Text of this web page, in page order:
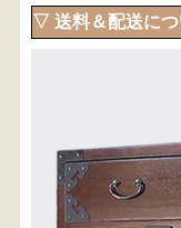
▽ 送料＆配送に
・商品代金に送
・送料は、商品
ます。
・ご購入手続き
だくと、自動的